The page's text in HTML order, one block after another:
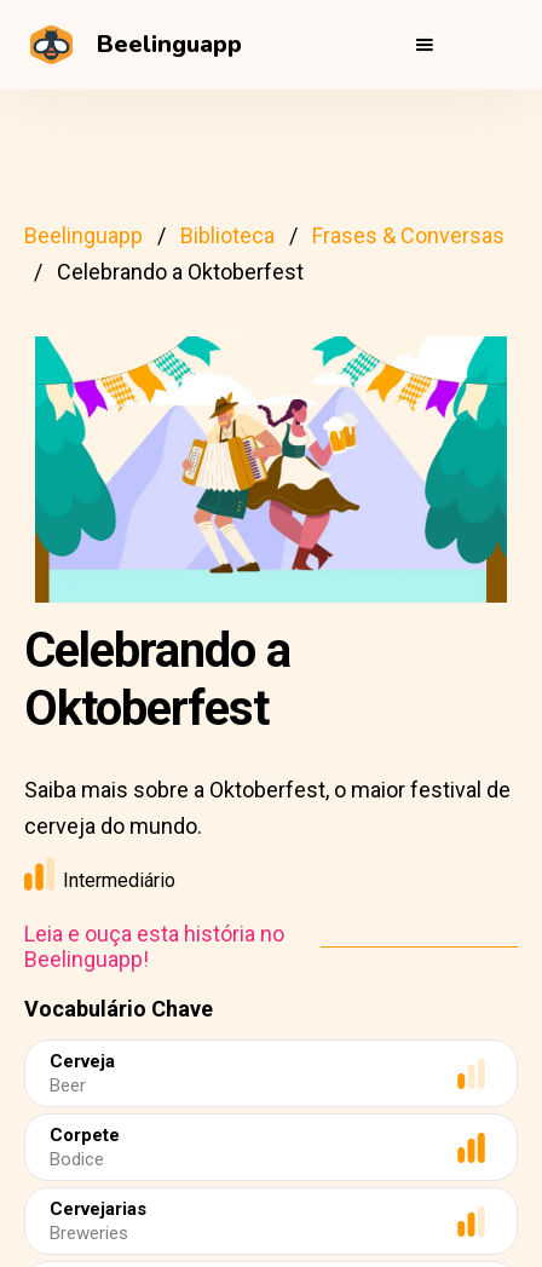
Beelinguapp
Beelinguapp Biblioteca
Frases & Conversas
Celebrando a Oktoberfest
Vocabulário Chave
Cerveja
Beer
Corpete
Bodice
Cervejarias
Breweries
Celebrando a
Oktoberfest
Saiba mais sobre a Oktoberfest, o maior festival de
cerveja do mundo.
Intermediário
Leia e ouça esta história no
Beelinguapp!